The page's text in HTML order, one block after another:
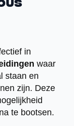
in
waar
staan en
zijn. Deze
te bootsen.